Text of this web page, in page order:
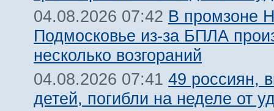
04.08.2026 07:42 В промзоне
Подмосковье из-за БПЛА
несколько возгораний
04.08.2026 07:41 49 россиян,
детей, погибли на неделе от